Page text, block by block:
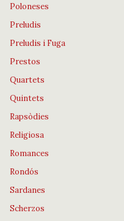
Poloneses
Preludis
Preludis i Fuga
Prestos
Quartets
Quintets
Rapsòdies
Religiosa
Romances
Rondós
Sardanes
Scherzos